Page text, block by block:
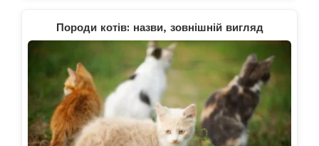
Породи котів: назви, зовнішній вигляд